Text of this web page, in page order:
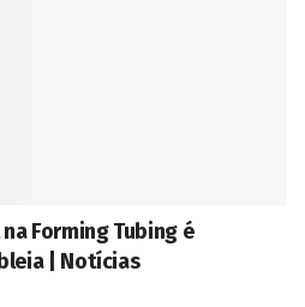
Forming Tubing é
| Notícias